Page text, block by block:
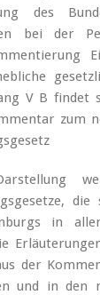
des
bei der
V B findet
zum
in
der
und in den